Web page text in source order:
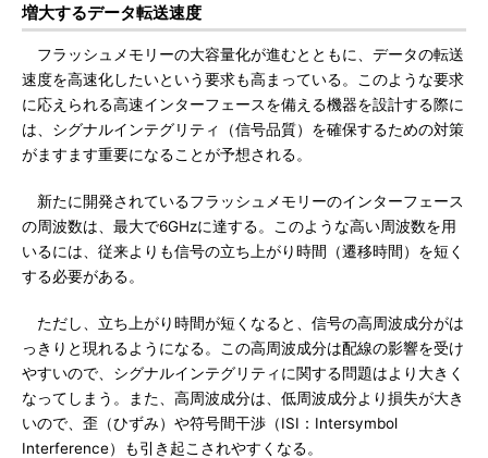
増大するデータ転送速度
フラッシュメモリーの大容量化が進むとともに、データの転送
速度を高速化したいという要求も高まっている。このような要求
に応えられる高速インターフェースを備える機器を設計する際に
は、シグナルインテグリティ（信号品質）を確保するための対策
がますます重要になることが予想される。
新たに開発されているフラッシュメモリーのインターフェース
の周波数は、最大で6GHzに達する。このような高い周波数を用
いるには、従来よりも信号の立ち上がり時間（遷移時間）を短く
する必要がある。
ただし、立ち上がり時間が短くなると、信号の高周波成分がは
っきりと現れるようになる。この高周波成分は配線の影響を受け
やすいので、シグナルインテグリティに関する問題はより大きく
なってしまう。また、高周波成分は、低周波成分より損失が大き
いので、歪（ひずみ）や符号間干渉（ISI：Intersymbol
Interference）も引き起こされやすくなる。